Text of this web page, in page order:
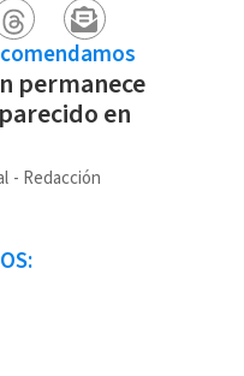
permanece
en
Redacción